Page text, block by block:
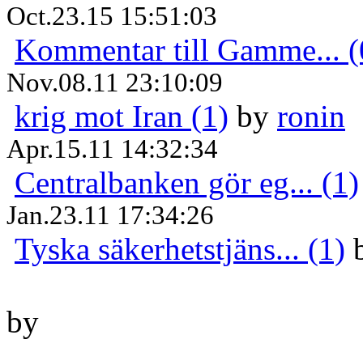
Oct.23.15 15:51:03
Kommentar till Gamme...
Nov.08.11 23:10:09
krig mot Iran (1) by ronin
Apr.15.11 14:32:34
Centralbanken gör eg... (1)
Jan.23.11 17:34:26
Tyska säkerhetstjäns... (1)
by